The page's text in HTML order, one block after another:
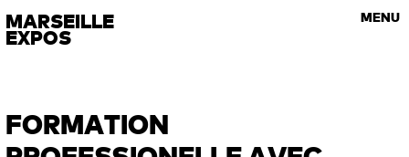
MARSEILLE
EXPOS
MENU
VISITES GUIDÉES
Les rendez-vous de l’art contemporain
FORMATION